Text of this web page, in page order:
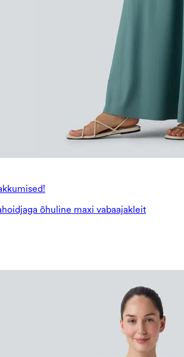
õhuline maxi vabaajakleit